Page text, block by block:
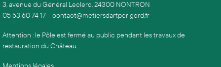
3, avenue du Général Leclerc, 24300 NONTRON
05 53 60 74 17–contact@metiersdartperigord.fr
Attention : le Pôle est fermé au public pendant les travaux de
restauration du Château.